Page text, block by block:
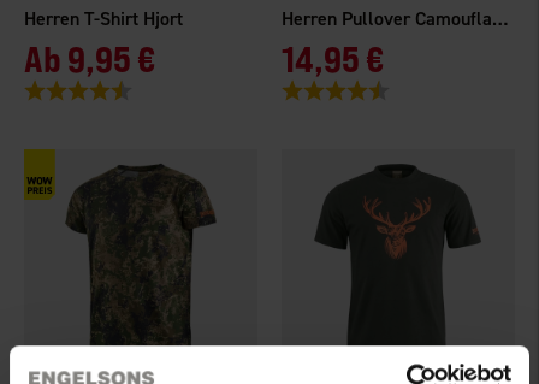
Herren T-Shirt Hjort
Ab9,95 €
Bewertung:
Herren Pullover Camouflage
14,95 €
Bewertung: